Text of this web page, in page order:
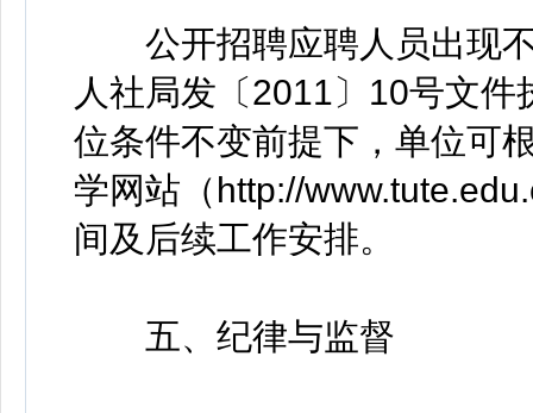
公开招聘应聘人员出现不
人社局发〔2011〕10号文
位条件不变前提下，单位可
学网站（http://
间及后续工作安排。
五、纪律与监督